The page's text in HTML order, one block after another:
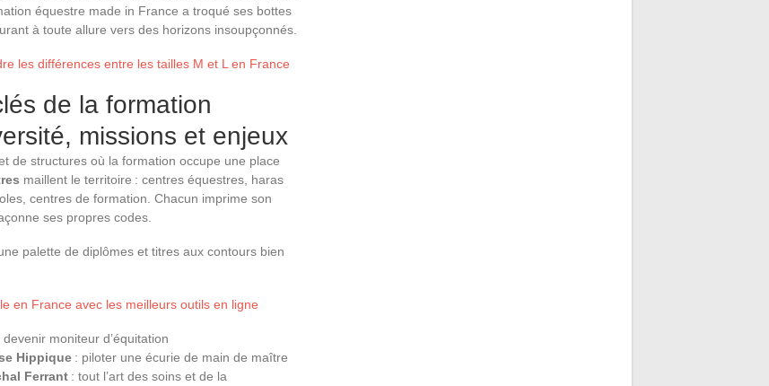
équestre made in France a troqué ses bottes
à toute allure vers des horizons insoupçonnés.
les différences entre les tailles M et L en France
de la formation
missions et enjeux
de structures où la formation occupe une place
maillent le territoire : centres équestres, haras
centres de formation. Chacun imprime son
ses propres codes.
palette de diplômes et titres aux contours bien
en France avec les meilleurs outils en ligne
moniteur d’équitation
Hippique : piloter une écurie de main de maître
Ferrant : tout l’art des soins et de la